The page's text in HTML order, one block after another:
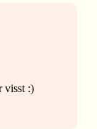
visst :)